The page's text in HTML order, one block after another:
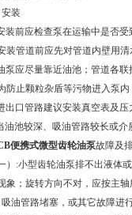
安装
装前应检查泵在运输中是否
装管道前应先对管道内壁用
泵应尽量靠近油池；管道各
防止颗粒杂盾等污物进入泵
出口管路建议安装真空表及
油池较深、吸油管路较长或
便携式微型齿轮油泵故障及
一）:小型齿轮油泵排不出液体
象；旋转方向不对，应按主
吸油管路堵塞，或其它故障进